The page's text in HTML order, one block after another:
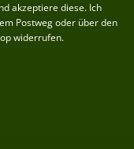
akzeptiere diese. Ich
Postweg oder über den
widerrufen.